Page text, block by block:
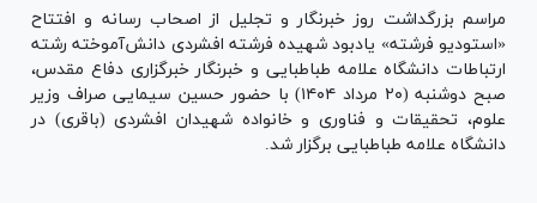
مراسم بزرگداشت روز خبرنگار و تجلیل از اصحاب رسانه و افتتاح
«استودیو فرشته» یادبود شهیده فرشته افشردی دانش‌آموخته رشته
ارتباطات دانشگاه علامه طباطبایی و خبرنگار خبرگزاری دفاع مقدس،
صبح دوشنبه (۲۰ مرداد ۱۴۰۴) با حضور حسین سیمایی صراف وزیر
علوم، تحقیقات و فناوری و خانواده شهیدان افشردی (باقری) در
دانشگاه علامه طباطبایی برگزار شد.